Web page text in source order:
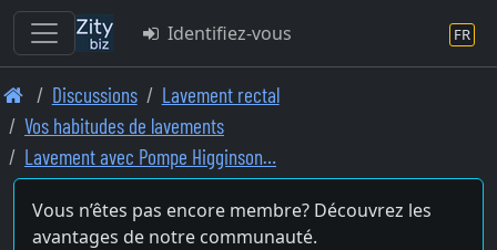
Skip
to
main
content
Identifiez-vous FR
Discussions
Lavement rectal
Vos habitudes de lavements
Lavement avec Pompe Higginson…
Vous n’êtes pas encore membre? Découvrez les
avantages de notre communauté.